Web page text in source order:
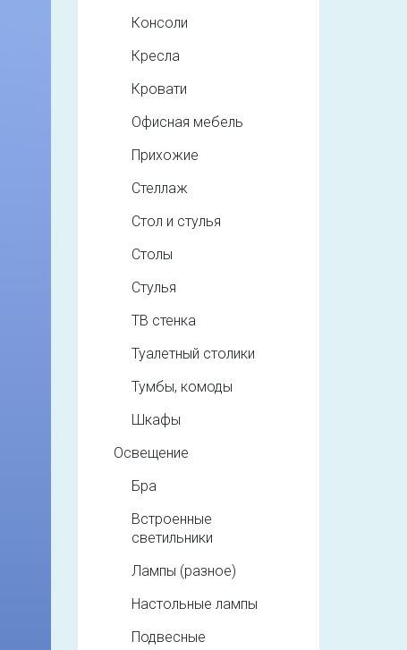
Консоли
Кресла
Кровати
Офисная мебель
Прихожие
Стеллаж
Стол и стулья
Столы
Стулья
ТВ стенка
Туалетный столики
Тумбы, комоды
Шкафы
Освещение
Бра
Встроенные
светильники
Лампы (разное)
Настольные лампы
Подвесные